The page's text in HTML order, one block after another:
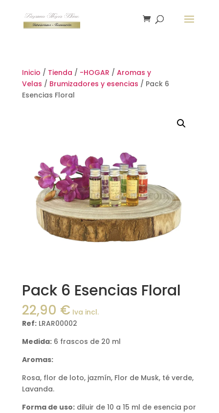
Inicio / Tienda / -HOGAR / Aromas y
Velas / Brumizadores y esencias / Pack 6
Esencias Floral
Pack 6 Esencias Floral
22,90 € Iva incl.
Ref:LRAR00002
Medida:6 frascos de 20 ml
Aromas:
Rosa, flor de loto, jazmín, Flor de Musk, té verde,
Lavanda.
Forma de uso:diluir de 10 a 15 ml de esencia por